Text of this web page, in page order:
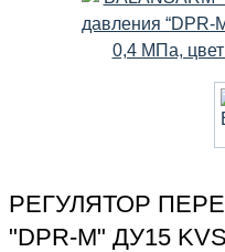
РЕГУЛЯТОР
"DPR-M" ДУ15